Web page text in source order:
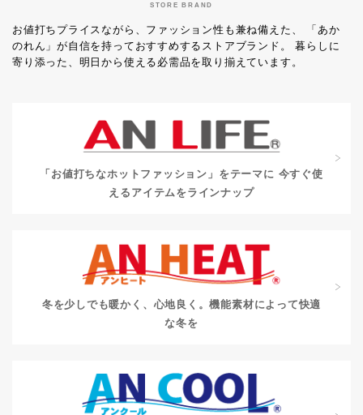
STORE BRAND
お値打ちプライスながら、ファッション性も兼ね備えた、
「あか
のれん」が自信を持っておすすめするストアブランド。
暮らしに
寄り添った、明日から使える必需品を取り揃えています。
「お値打ちなホットファッション」をテーマに 今すぐ使
えるアイテムをラインナップ
冬を少しでも暖かく、心地良く。機能素材によって快適
な冬を